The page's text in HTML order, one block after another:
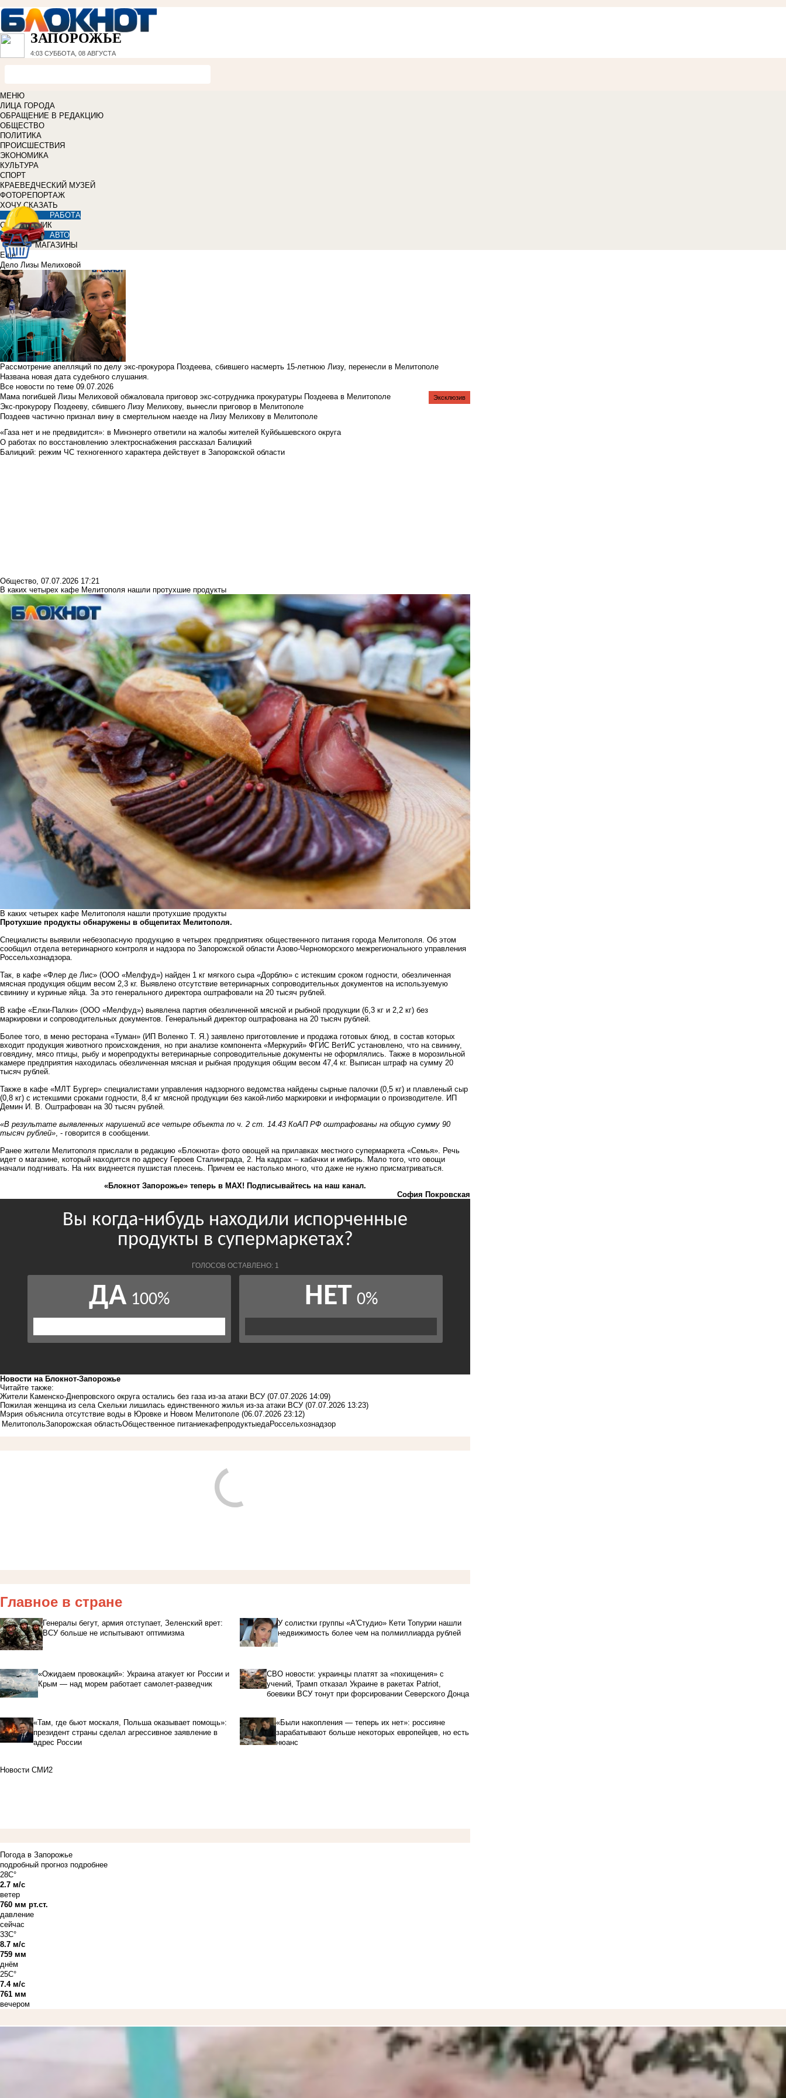
ЗАПОРОЖЬЕ
4:03 СУББОТА, 08 АВГУСТА
МЕНЮ
ЛИЦА ГОРОДА
ОБРАЩЕНИЕ В РЕДАКЦИЮ
ОБЩЕСТВО
ПОЛИТИКА
ПРОИСШЕСТВИЯ
ЭКОНОМИКА
КУЛЬТУРА
СПОРТ
КРАЕВЕДЧЕСКИЙ МУЗЕЙ
ФОТОРЕПОРТАЖ
ХОЧУ СКАЗАТЬ
РАБОТА
СПРАВОЧНИК
АВТО
МАГАЗИНЫ
Еще
Дело Лизы Мелиховой
Рассмотрение апелляций по делу экс-прокурора Поздеева, сбившего насмерть 15-летнюю Лизу, перенесли в Мелитополе
Названа новая дата судебного слушания.
Все новости по теме 09.07.2026
Мама погибшей Лизы Мелиховой обжаловала приговор экс-сотрудника прокуратуры Поздеева в Мелитополе
Экс-прокурору Поздееву, сбившего Лизу Мелихову, вынесли приговор в Мелитополе
Поздеев частично признал вину в смертельном наезде на Лизу Мелихову в Мелитополе
«Газа нет и не предвидится»: в Минэнерго ответили на жалобы жителей Куйбышевского округа
Эксклюзив
О работах по восстановлению электроснабжения рассказал Балицкий
Балицкий: режим ЧС техногенного характера действует в Запорожской области
Общество, 07.07.2026 17:21
В каких четырех кафе Мелитополя нашли протухшие продукты
В каких четырех кафе Мелитополя нашли протухшие продукты
Протухшие продукты обнаружены в общепитах Мелитополя.
Специалисты выявили небезопасную продукцию в четырех предприятиях общественного питания города Мелитополя. Об этом
сообщил отдела ветеринарного контроля и надзора по Запорожской области Азово-Черноморского межрегионального управления
Россельхознадзора.
Так, в кафе «Флер де Лис» (ООО «Мелфуд») найден 1 кг мягкого сыра «Дорблю» с истекшим сроком годности, обезличенная
мясная продукция общим весом 2,3 кг. Выявлено отсутствие ветеринарных сопроводительных документов на используемую
свинину и куриные яйца. За это генерального директора оштрафовали на 20 тысяч рублей.
В кафе «Елки-Палки» (ООО «Мелфуд») выявлена партия обезличенной мясной и рыбной продукции (6,3 кг и 2,2 кг) без
маркировки и сопроводительных документов. Генеральный директор оштрафована на 20 тысяч рублей.
Более того, в меню ресторана «Туман» (ИП Воленко Т. Я.) заявлено приготовление и продажа готовых блюд, в состав которых
входит продукция животного происхождения, но при анализе компонента «Меркурий» ФГИС ВетИС установлено, что на свинину,
говядину, мясо птицы, рыбу и морепродукты ветеринарные сопроводительные документы не оформлялись. Также в морозильной
камере предприятия находилась обезличенная мясная и рыбная продукция общим весом 47,4 кг. Выписан штраф на сумму 20
тысяч рублей.
Также в кафе «МЛТ Бургер» специалистами управления надзорного ведомства найдены сырные палочки (0,5 кг) и плавленый сыр
(0,8 кг) с истекшими сроками годности, 8,4 кг мясной продукции без какой-либо маркировки и информации о производителе. ИП
Демин И. В. Оштрафован на 30 тысяч рублей.
«В результате выявленных нарушений все четыре объекта по ч. 2 ст. 14.43 КоАП РФ оштрафованы на общую сумму 90
тысяч рублей» , - говорится в сообщении.
Ранее жители Мелитополя прислали в редакцию «Блокнота» фото овощей на прилавках местного супермаркета «Семья». Речь
идет о магазине, который находится по адресу Героев Сталинграда, 2. На кадрах – кабачки и имбирь. Мало того, что овощи
начали подгнивать. На них виднеется пушистая плесень. Причем ее настолько много, что даже не нужно присматриваться.
«Блокнот Запорожье» теперь в MAX! Подписывайтесь на наш канал.
София Покровская
Новости на Блoкнoт-Запорожье
Читайте также:
Жители Каменско-Днепровского округа остались без газа из-за атаки ВСУ (07.07.2026 14:09)
Пожилая женщина из села Скельки лишилась единственного жилья из-за атаки ВСУ (07.07.2026 13:23)
Мэрия объяснила отсутствие воды в Юровке и Новом Мелитополе (06.07.2026 23:12)
МелитопольЗапорожская областьОбщественное питаниекафепродуктыедаРоссельхознадзор
Главное в стране
Генералы бегут, армия отступает, Зеленский врет:
ВСУ больше не испытывают оптимизма
У солистки группы «А'Студио» Кети Топурии нашли
недвижимость более чем на полмиллиарда рублей
«Ожидаем провокаций»: Украина атакует юг России и
Крым — над морем работает самолет-разведчик
СВО новости: украинцы платят за «похищения» с
учений, Трамп отказал Украине в ракетах Patriot,
боевики ВСУ тонут при форсировании Северского Донца
«Там, где бьют москаля, Польша оказывает помощь»:
президент страны сделал агрессивное заявление в
адрес России
«Были накопления — теперь их нет»: россияне
зарабатывают больше некоторых европейцев, но есть
нюанс
Новости СМИ2
Погода в Запорожье
подробный прогноз подробнее
28C°
2.7 м/с
ветер
760 мм рт.ст.
давление
сейчас
33C°
8.7 м/с
759 мм
днём
25C°
7.4 м/с
761 мм
вечером